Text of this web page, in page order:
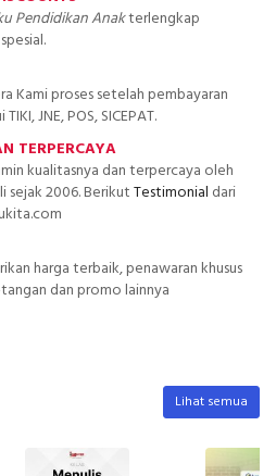
Pendidikan Anakterlengkap
Kami proses setelah pembayaran
JNE, POS, SICEPAT.
TERPERCAYA
kualitasnya dan terpercaya oleh
sejak 2006. BerikutTestimonial dari
harga terbaik, penawaran khusus
dan promo lainnya
Lihat semua